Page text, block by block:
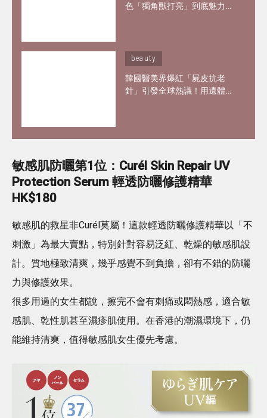
色「獨角獸打亮」到底魅力何
beauty
韓國醫美界爆紅「屍皮抗老
針」引發全球熱議！用遺體皮
敏感肌防曬第1位：Curél Skin Repair UV
Protection Serum 輕透防曬修護精華
HK$180
敏感肌的救星非Curél莫屬！這款輕透防曬修護精華以「不
刺激」為最大賣點，特別針對容易泛紅、乾燥的敏感肌設
計。質地極致清爽，幾乎感覺不到負擔，卻有不錯的防曬
力與修護效果。
很多用過的女生都說，擦完不會有刺痛或悶熱感，適合敏
感肌、乾性肌甚至濕疹肌使用。在香港的潮濕環境下，仍
能維持清爽，值得敏感肌女生優先考慮。